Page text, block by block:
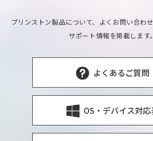
プリンストン製品について、よくお問い合わ
サポート情報を掲載します。
よくあるご質問
OS・デバイス対